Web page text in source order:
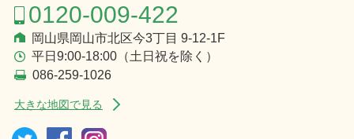
0120-009-422
岡山県岡山市北区今3丁目 9-12-1F
平日9:00-18:00（土日祝を除く）
086-259-1026
大きな地図で見る